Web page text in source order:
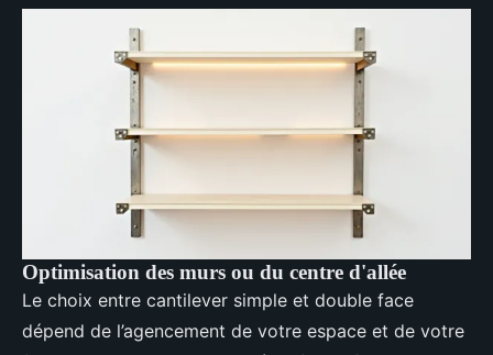
Optimisation des murs ou du centre d'allée
Le choix entre cantilever simple et double face
dépend de l’agencement de votre espace et de votre